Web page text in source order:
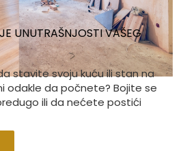
UNUTRAŠNJOSTI VAŠEG
stavite svoju kuću ili stan na
odakle da počnete? Bojite se
ili da nećete postići